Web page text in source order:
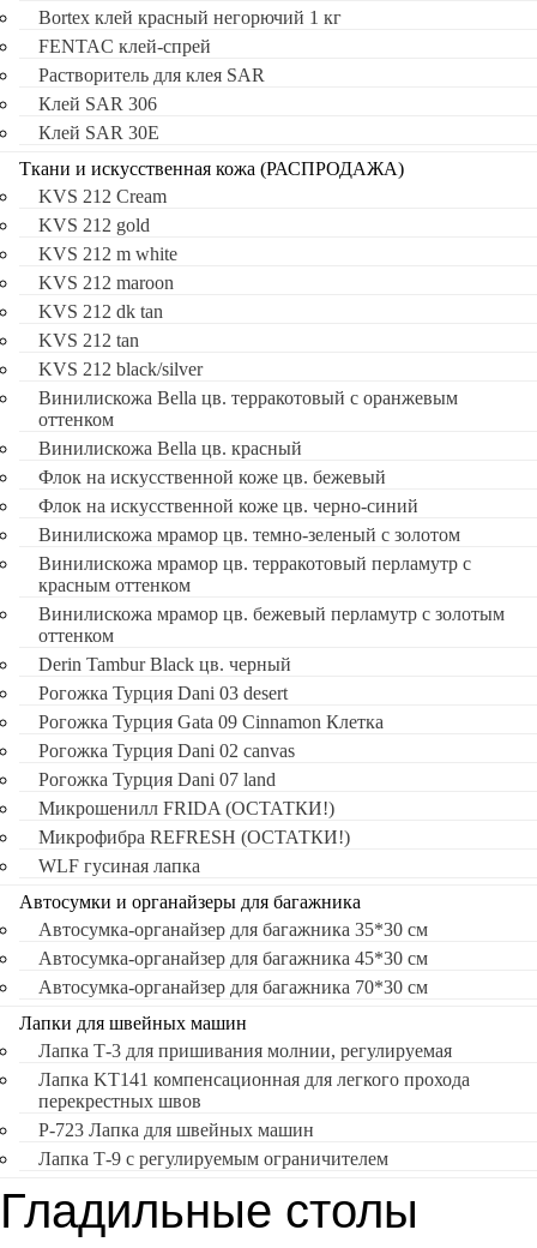
Bortex клей красный негорючий 1 кг
FENTAC клей-спрей
Растворитель для клея SAR
Клей SAR 306
Клей SAR 30E
Ткани и искусственная кожа (РАСПРОДАЖА)
KVS 212 Cream
KVS 212 gold
KVS 212 m white
KVS 212 maroon
KVS 212 dk tan
KVS 212 tan
KVS 212 black/silver
Винилискожа Bella цв. терракотовый с оранжевым
оттенком
Винилискожа Bella цв. красный
Флок на искусственной коже цв. бежевый
Флок на искусственной коже цв. черно-синий
Винилискожа мрамор цв. темно-зеленый с золотом
Винилискожа мрамор цв. терракотовый перламутр с
красным оттенком
Винилискожа мрамор цв. бежевый перламутр с золотым
оттенком
Derin Tambur Black цв. черный
Рогожка Турция Dani 03 desert
Рогожка Турция Gata 09 Cinnamon Клетка
Рогожка Турция Dani 02 canvas
Рогожка Турция Dani 07 land
Микрошенилл FRIDA (ОСТАТКИ!)
Микрофибра REFRESH (ОСТАТКИ!)
WLF гусиная лапка
Автосумки и органайзеры для багажника
Автосумка-органайзер для багажника 35*30 см
Автосумка-органайзер для багажника 45*30 см
Автосумка-органайзер для багажника 70*30 см
Лапки для швейных машин
Лапка Т-3 для пришивания молнии, регулируемая
Лапка KT141 компенсационная для легкого прохода
перекрестных швов
Р-723 Лапка для швейных машин
Лапка Т-9 с регулируемым ограничителем
Гладильные столы